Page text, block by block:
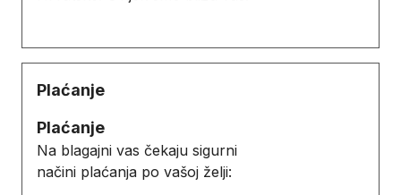
Plaćanje
Plaćanje
Na blagajni vas čekaju sigurni
načini plaćanja po vašoj želji: